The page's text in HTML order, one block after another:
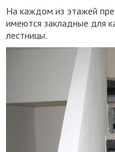
На каждом из этажей
имеются закладные для
лестницы.